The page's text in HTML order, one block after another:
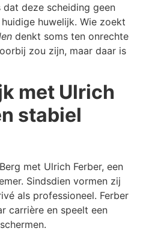
deze scheiding geen
huwelijk. Wie zoekt
denkt soms ten onrechte
zou zijn, maar daar is
met Ulrich
stabiel
met Ulrich Ferber, een
Sindsdien vormen zij
als professioneel. Ferber
carrière en speelt een